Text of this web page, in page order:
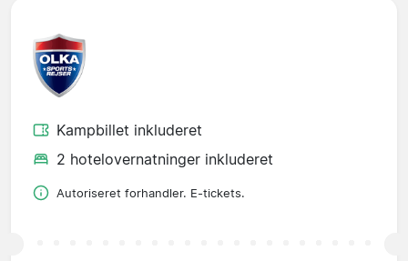
Kampbillet inkluderet
2 hotelovernatninger inkluderet
Autoriseret forhandler. E-tickets.